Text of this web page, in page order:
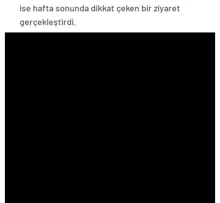
ise hafta sonunda dikkat çeken bir ziyaret
gerçekleştirdi.